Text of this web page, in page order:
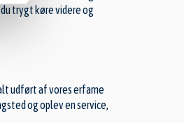
trygt køre videre og
udført af vores erfarne
og oplev en service,